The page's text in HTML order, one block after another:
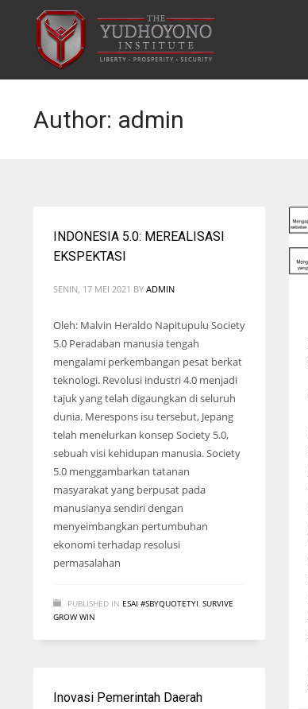
Author: admin
INDONESIA 5.0: MEREALISASI
EKSPEKTASI
SENIN, 17 MEI 2021 BY ADMIN
Oleh: Malvin Heraldo Napitupulu Society
5.0 Peradaban manusia tengah
mengalami perkembangan pesat berkat
teknologi. Revolusi industri 4.0 menjadi
tajuk yang telah digaungkan di seluruh
dunia. Merespons isu tersebut, Jepang
telah menelurkan konsep Society 5.0,
sebuah visi kehidupan manusia. Society
5.0 menggambarkan tatanan
masyarakat yang berpusat pada
manusianya sendiri dengan
menyeimbangkan pertumbuhan
ekonomi terhadap resolusi
permasalahan
PUBLISHED IN ESAI #SBYQUOTETYI, SURVIVE
GROW WIN
Inovasi Pemerintah Daerah